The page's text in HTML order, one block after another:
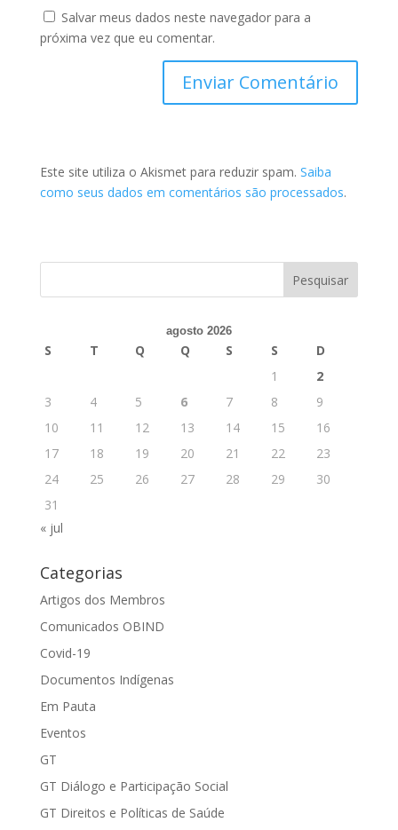
Salvar meus dados neste navegador para a
próxima vez que eu comentar.
Este site utiliza o Akismet para reduzir spam. Saiba
como seus dados em comentários são processados.
agosto 2026
S T Q Q S S
D
1
2
3
4 5 6 7 8
9
10
11 12 13 14 15
16
17
18 19 20 21 22
23
24
25 26 27 28 29
30
31
« jul
Categorias
Artigos dos Membros
Comunicados OBIND
Covid-19
Documentos Indígenas
Em Pauta
Eventos
GT
GT Diálogo e Participação Social
GT Direitos e Políticas de Saúde